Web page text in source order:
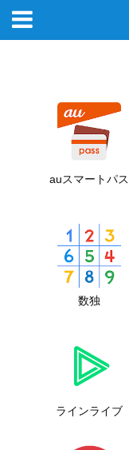
auスマートパス
数独
ラインライブ